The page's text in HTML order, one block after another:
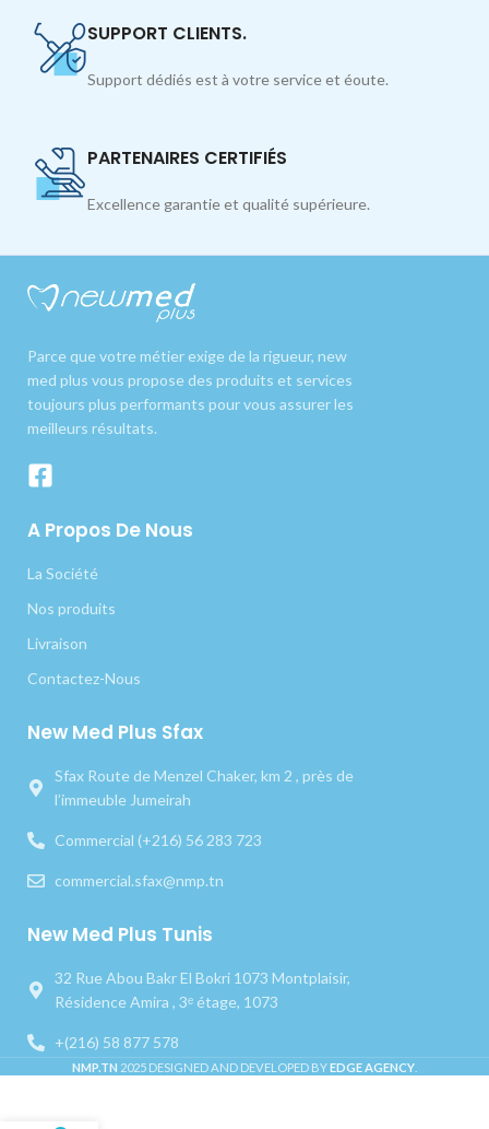
SUPPORT CLIENTS.
Support dédiés est à votre service et éoute.
PARTENAIRES CERTIFIÉS
Excellence garantie et qualité supérieure.
Parce que votre métier exige de la rigueur, new
med plus vous propose des produits et services
toujours plus performants pour vous assurer les
meilleurs résultats.
A Propos De Nous
La Société
Nos produits
Livraison
Contactez-Nous
New Med Plus Sfax
Sfax Route de Menzel Chaker, km 2 , près de
l’immeuble Jumeirah
Commercial (+216) 56 283 723
commercial.sfax@nmp.tn
New Med Plus Tunis
32 Rue Abou Bakr El Bokri 1073 Montplaisir,
Résidence Amira , 3ᵉ étage, 1073
+(216) 58 877 578
NMP.TN 2025 DESIGNED AND DEVELOPED BYEDGE AGENCY